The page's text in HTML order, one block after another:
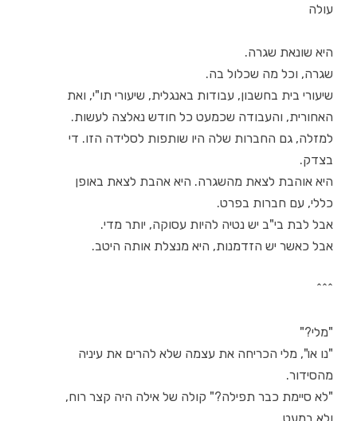
עולה
היא שונאת שגרה.
שגרה, וכל מה שכלול בה.
שיעורי בית בחשבון, עבודות באנגלית, שיעורי תו"י, ואת
האחורית, והעבודה שכמעט כל חודש נאלצה לעשות.
למזלה, גם החברות שלה היו שותפות לסלידה הזו. די
בצדק.
היא אוהבת לצאת מהשגרה. היא אהבת לצאת באופן
כללי, עם חברות בפרט.
אבל לבת בי"ב יש נטיה להיות עסוקה, יותר מדי.
אבל כאשר יש הזדמנות, היא מנצלת אותה היטב.
^^^
"מלי?"
"נו או", מלי הכריחה את עצמה שלא להרים את עיניה
מהסידור.
"לא סיימת כבר תפילה?" קולה של אילה היה קצר רוח,